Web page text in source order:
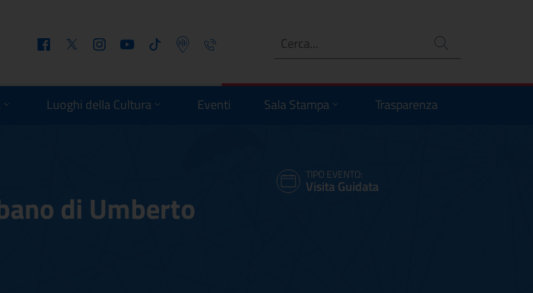
FacebookTwitter InstagramYoutube Tiktok Podcast Telefono Ricerca
Luoghi della Cultura Eventi Sala Stampa Trasparenza
di Umberto
TIPO EVENTO:
Visita Guidata